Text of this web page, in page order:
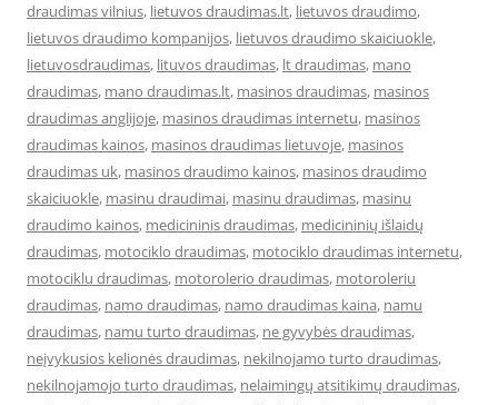
draudimas vilnius, lietuvos draudimas.lt, lietuvos draudimo,
lietuvos draudimo kompanijos, lietuvos draudimo skaiciuokle,
lietuvosdraudimas, lituvos draudimas, lt draudimas, mano
draudimas, mano draudimas.lt, masinos draudimas, masinos
draudimas anglijoje, masinos draudimas internetu, masinos
draudimas kainos, masinos draudimas lietuvoje, masinos
draudimas uk, masinos draudimo kainos, masinos draudimo
skaiciuokle, masinu draudimai, masinu draudimas, masinu
draudimo kainos, medicininis draudimas, medicininių išlaidų
draudimas, motociklo draudimas, motociklo draudimas internetu,
motociklu draudimas, motorolerio draudimas, motoroleriu
draudimas, namo draudimas, namo draudimas kaina, namu
draudimas, namu turto draudimas, ne gyvybės draudimas,
neįvykusios kelionės draudimas, nekilnojamo turto draudimas,
nekilnojamojo turto draudimas, nelaimingų atsitikimų draudimas,